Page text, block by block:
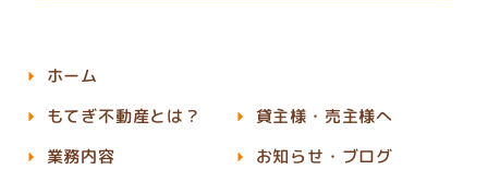
ホーム
もてぎ不動産とは？
業務内容
貸主様・売主様へ
お知らせ・ブログ